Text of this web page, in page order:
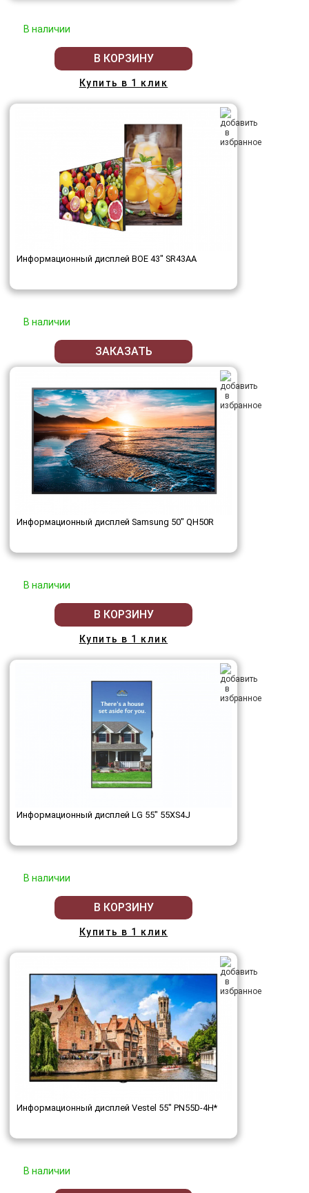
В наличии
В КОРЗИНУ
Купить в 1 клик
Информационный дисплей BOE 43" SR43AA
В наличии
ЗАКАЗАТЬ
Информационный дисплей Samsung 50" QH50R
В наличии
В КОРЗИНУ
Купить в 1 клик
Информационный дисплей LG 55" 55XS4J
В наличии
В КОРЗИНУ
Купить в 1 клик
Информационный дисплей Vestel 55" PN55D-4H*
В наличии